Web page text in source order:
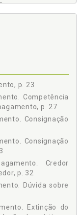
Apresentadas
ou, se Omisso,
Alheios, p. 45
Alheios, p. 45
p. 48
p. 49
p. 49
Sociais, p.
Fato, p. 51
Multitudinárias, p.
p. 23
Competência
p. 27
Consignação
Consignação
Credor
p. 32
Dúvida sobre
Extinção do